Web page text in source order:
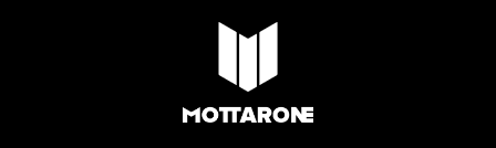
MOTTARONE STRESA